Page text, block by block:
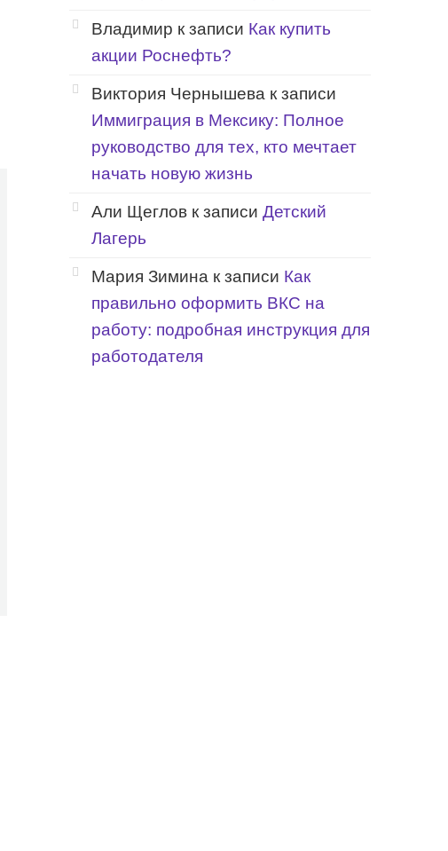
Владимир к записи Как купить
акции Роснефть?
Виктория Чернышева к записи
Иммиграция в Мексику: Полное
руководство для тех, кто мечтает
начать новую жизнь
Али Щеглов к записи Детский
Лагерь
Мария Зимина к записи Как
правильно оформить ВКС на
работу: подробная инструкция для
работодателя